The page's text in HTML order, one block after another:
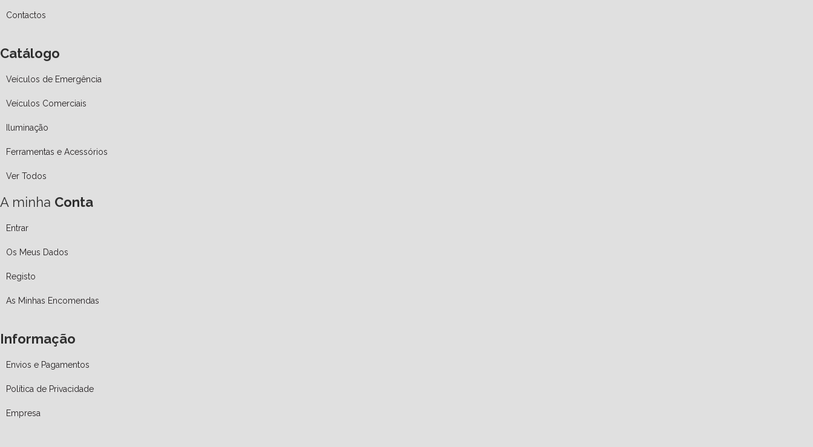
Contactos
Catálogo
Veículos de Emergência
Veículos Comerciais
Iluminação
Ferramentas e Acessórios
Ver Todos
A minha Conta
Entrar
Os Meus Dados
Registo
As Minhas Encomendas
Informação
Envios e Pagamentos
Política de Privacidade
Empresa